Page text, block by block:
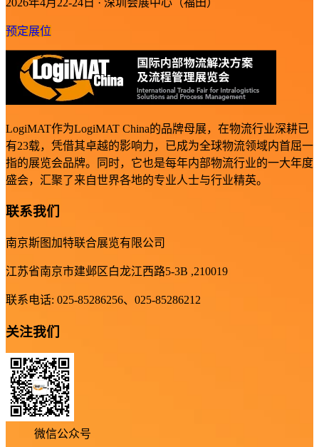
预定展位
LogiMAT作为LogiMAT China的品牌母展，在物流行业深耕已
有23载，凭借其卓越的影响力，已成为全球物流领域内首屈一
指的展览会品牌。同时，它也是每年内部物流行业的一大年度
盛会，汇聚了来自世界各地的专业人士与行业精英。
联系我们
南京斯图加特联合展览有限公司
江苏省南京市建邺区白龙江西路5-3B ,210019
联系电话: 025-85286256、025-85286212
关注我们
微信公众号